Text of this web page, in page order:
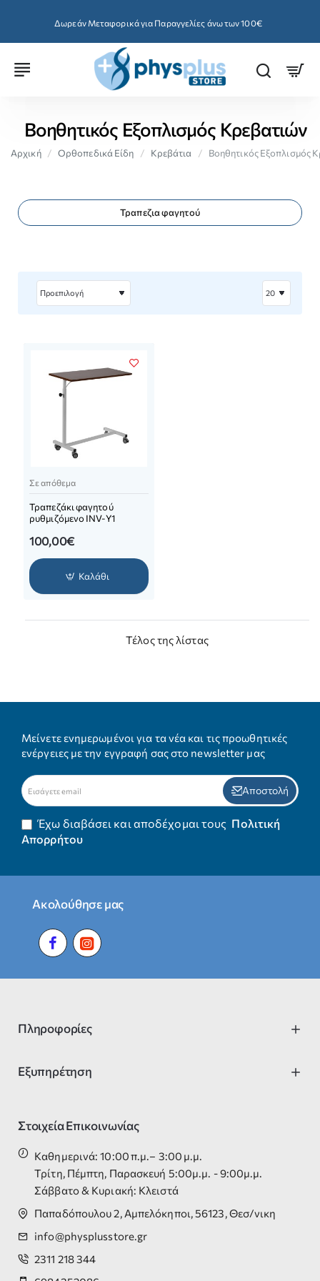
Δωρεάν Μεταφορικά για Παραγγελίες άνω των 100€
Βοηθητικός Εξοπλισμός Κρεβατιών
homeΟρθοπεδικά Είδη Κρεβάτια Βοηθητικός Εξοπλισμός
Τραπεζια φαγητού
Σε απόθεμα
Τραπεζάκι φαγητού
ρυθμιζόμενο INV-Y1
100,00€
Καλάθι
Τέλος της λίστας
Μείνετε ενημερωμένοι για τα νέα και τις προωθητικές
ενέργειες με την εγγραφή σας στο newsletter μας
Εισάγετε
email
Αποστολή
Έχω διαβάσει και αποδέχομαι τους Πολιτική
Απορρήτου
Ακολούθησε μας
Πληροφορίες
Εξυπηρέτηση
Στοιχεία Επικοινωνίας
Καθημερινά: 10:00 π.μ.– 3:00 μ.μ.
Τρίτη, Πέμπτη, Παρασκευή 5:00μ.μ. - 9:00μ.μ.
Σάββατο & Κυριακή: Κλειστά
Παπαδόπουλου 2, Αμπελόκηποι, 56123, Θεσ/νικη
info@physplusstore.gr
2311 218 344